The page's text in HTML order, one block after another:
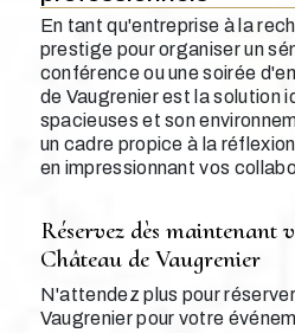
En tant qu'entreprise à la
prestige pour organiser un
conférence ou une soirée
de Vaugrenier est la solution
spacieuses et son
un cadre propice à la
en impressionnant vos
Réservez dès maintenant
Château de Vaugrenier
N'attendez plus pour
Vaugrenier pour votre